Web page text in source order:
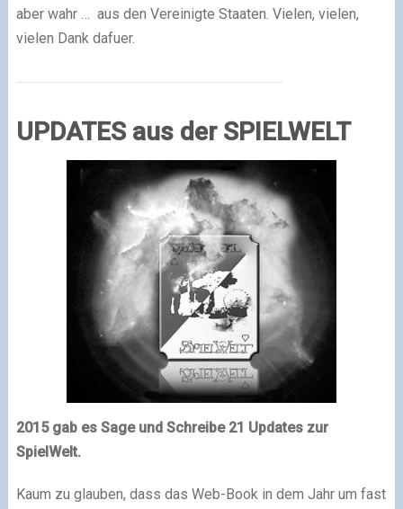
aber wahr … aus den Vereinigte Staaten. Vielen, vielen,
vielen Dank dafuer.
UPDATES aus der SPIELWELT
2015 gab es Sage und Schreibe 21 Updates zur
SpielWelt.
Kaum zu glauben, dass das Web-Book in dem Jahr um fast